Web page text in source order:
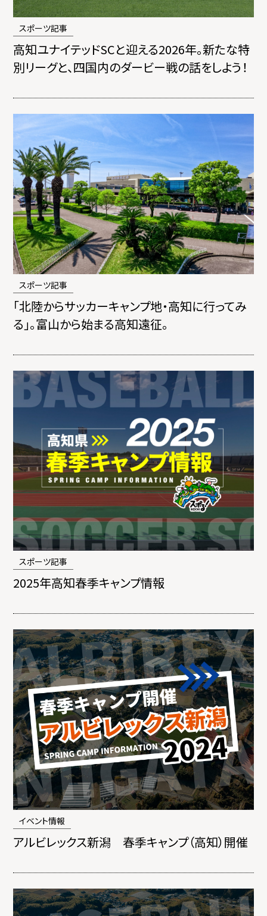
スポーツ記事
高知ユナイテッドSCと迎える2026年。新たな特
別リーグと、四国内のダービー戦の話をしよう！
スポーツ記事
「北陸からサッカーキャンプ地・高知に行ってみ
る」。富山から始まる高知遠征。
スポーツ記事
2025年高知春季キャンプ情報
イベント情報
アルビレックス新潟 春季キャンプ（高知）開催